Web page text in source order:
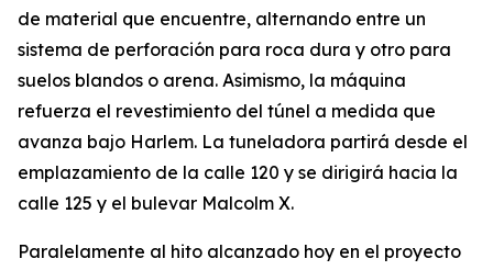
de material que encuentre, alternando entre un
sistema de perforación para roca dura y otro para
suelos blandos o arena. Asimismo, la máquina
refuerza el revestimiento del túnel a medida que
avanza bajo Harlem. La tuneladora partirá desde el
emplazamiento de la calle 120 y se dirigirá hacia la
calle 125 y el bulevar Malcolm X.
Paralelamente al hito alcanzado hoy en el proyecto